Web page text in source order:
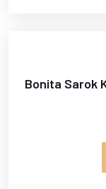
Bonita Sarok